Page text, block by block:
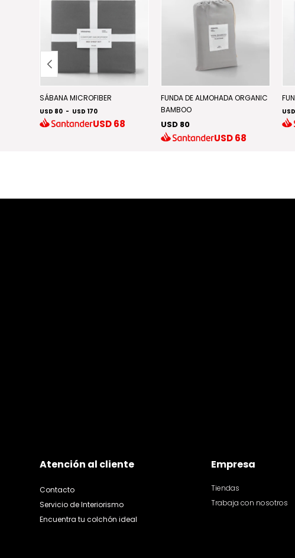
SÁBANA MICROFIBER
USD 80 - USD 170
USD68
FUNDA DE ALMOHADA ORGANIC
BAMBOO
USD 80
USD68
Atención al cliente
Contacto
Servicio de Interiorismo
Encuentra tu colchón ideal
Empresa
Tiendas
Trabaja con nosotros